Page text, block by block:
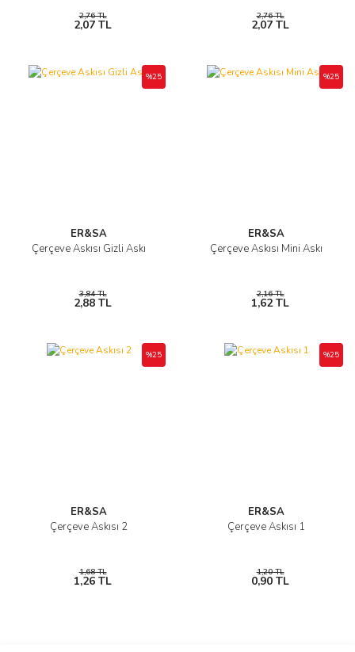
2,76 TL
2,07 TL
2,76 TL
2,07 TL
ER&SA
Çerçeve Askısı Gizli Askı
%25
3,84 TL
2,88 TL
ER&SA
Çerçeve Askısı Mini Askı
%25
2,16 TL
1,62 TL
ER&SA
Çerçeve Askısı 2
%25
1,68 TL
1,26 TL
ER&SA
Çerçeve Askısı 1
%25
1,20 TL
0,90 TL